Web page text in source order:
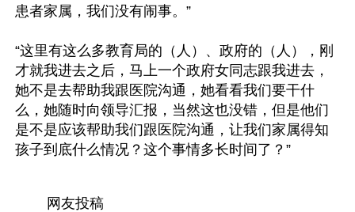
患者家属，我们没有闹事。”
“这里有这么多教育局的（人）、政府的（人），刚
才就我进去之后，马上一个政府女同志跟我进去，
她不是去帮助我跟医院沟通，她看看我们要干什
么，她随时向领导汇报，当然这也没错，但是他们
是不是应该帮助我们跟医院沟通，让我们家属得知
孩子到底什么情况？这个事情多长时间了？”
网友投稿